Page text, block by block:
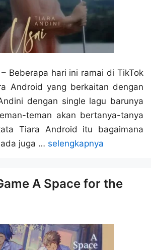
Beberapa hari ini ramai di TikTok
Android yang berkaitan dengan
dengan single lagu barunya
teman akan bertanya-tanya
Tiara Android itu bagaimana
juga … selengkapnya
A Space for the